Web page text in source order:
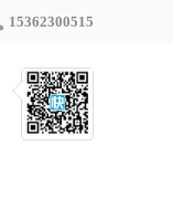
15362300515